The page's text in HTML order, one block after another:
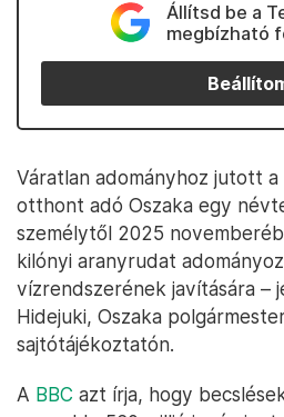
Állítsd be a
megbízható
Váratlan adományhoz jutott
otthont adó Oszaka egy
személytől 2025
kilónyi aranyrudat
vízrendszerének javítására –
Hidejuki, Oszaka
sajtótájékoztatón.
A BBC azt írja, hogy